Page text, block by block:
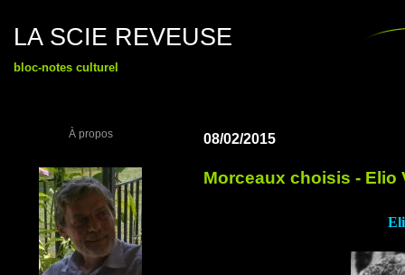
LA SCIE REVEUSE
bloc-notes culturel
À propos 08/02/2015
Morceaux choisis - Elio